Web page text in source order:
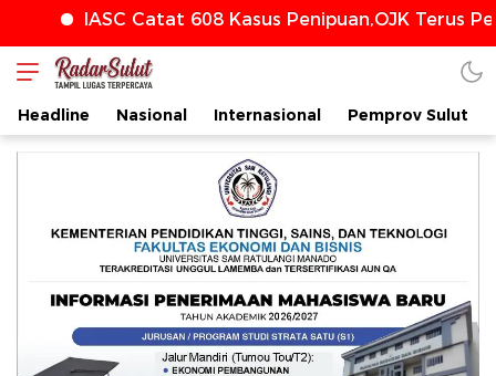
IASC Catat 608 Kasus Penipuan,OJK Terus Perkuat
Headline Nasional Internasional Pemprov Sulut